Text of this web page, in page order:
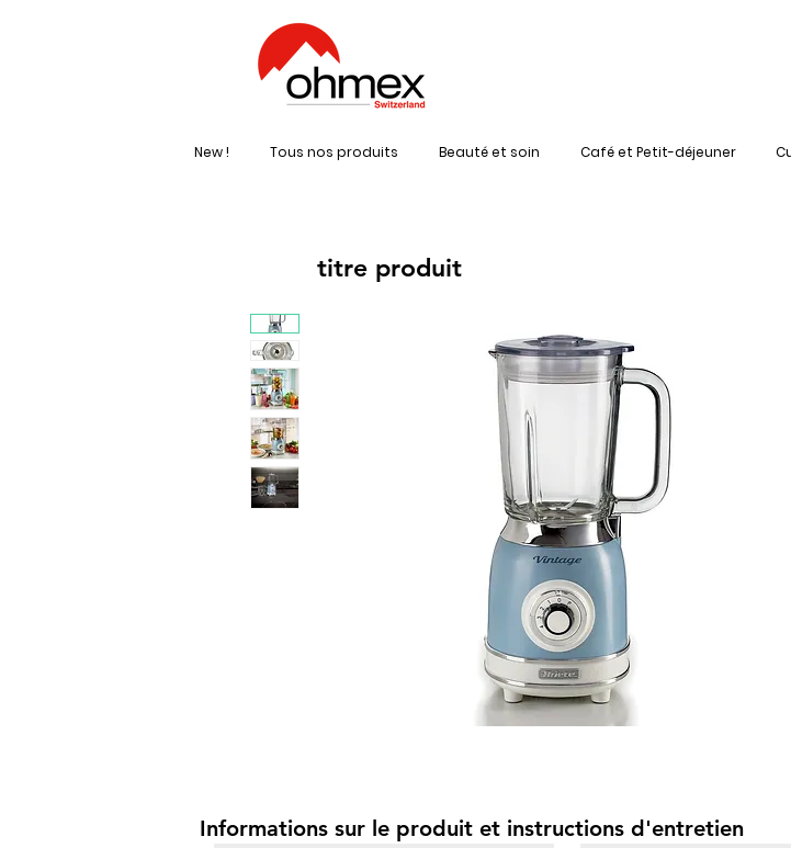
New ! Tous nos produits Beauté et soin Café et Petit-déjeuner
titre produit
Informations sur le produit et instructions d'entretien